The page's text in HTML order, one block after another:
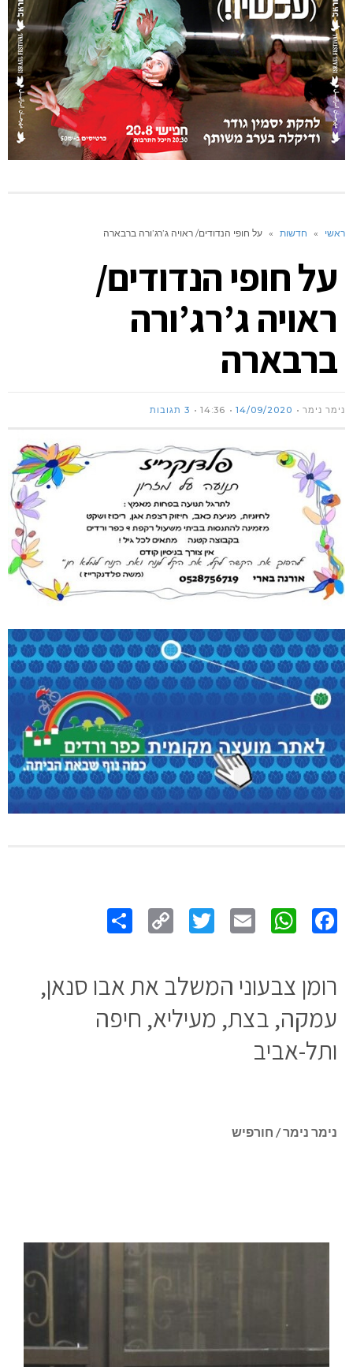
ראשי » חדשות » על חופי הנדודים/ ראויה ג’רג’ורה ברבארה
על חופי הנדודים/
ראויה ג’רג’ורה
ברבארה
נימר נימר 14/09/2020
14:36 3 תגובות
Link
רומן צבעוני המשלב את אבו סנאן,
עמקה, בצת, מעיליא, חיפה
ותל-אביב
נימר נימר / חורפיש